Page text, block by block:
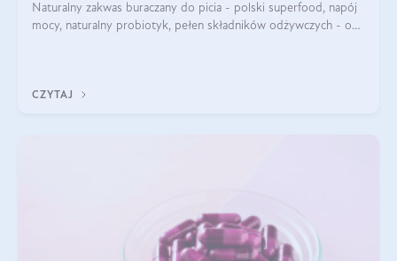
Naturalny zakwas buraczany do picia - polski superfood, napój
mocy, naturalny probiotyk, pełen składników odżywczych - o
CZYTAJ